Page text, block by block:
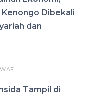
Kenongo Dibekali
dan
Tampil di